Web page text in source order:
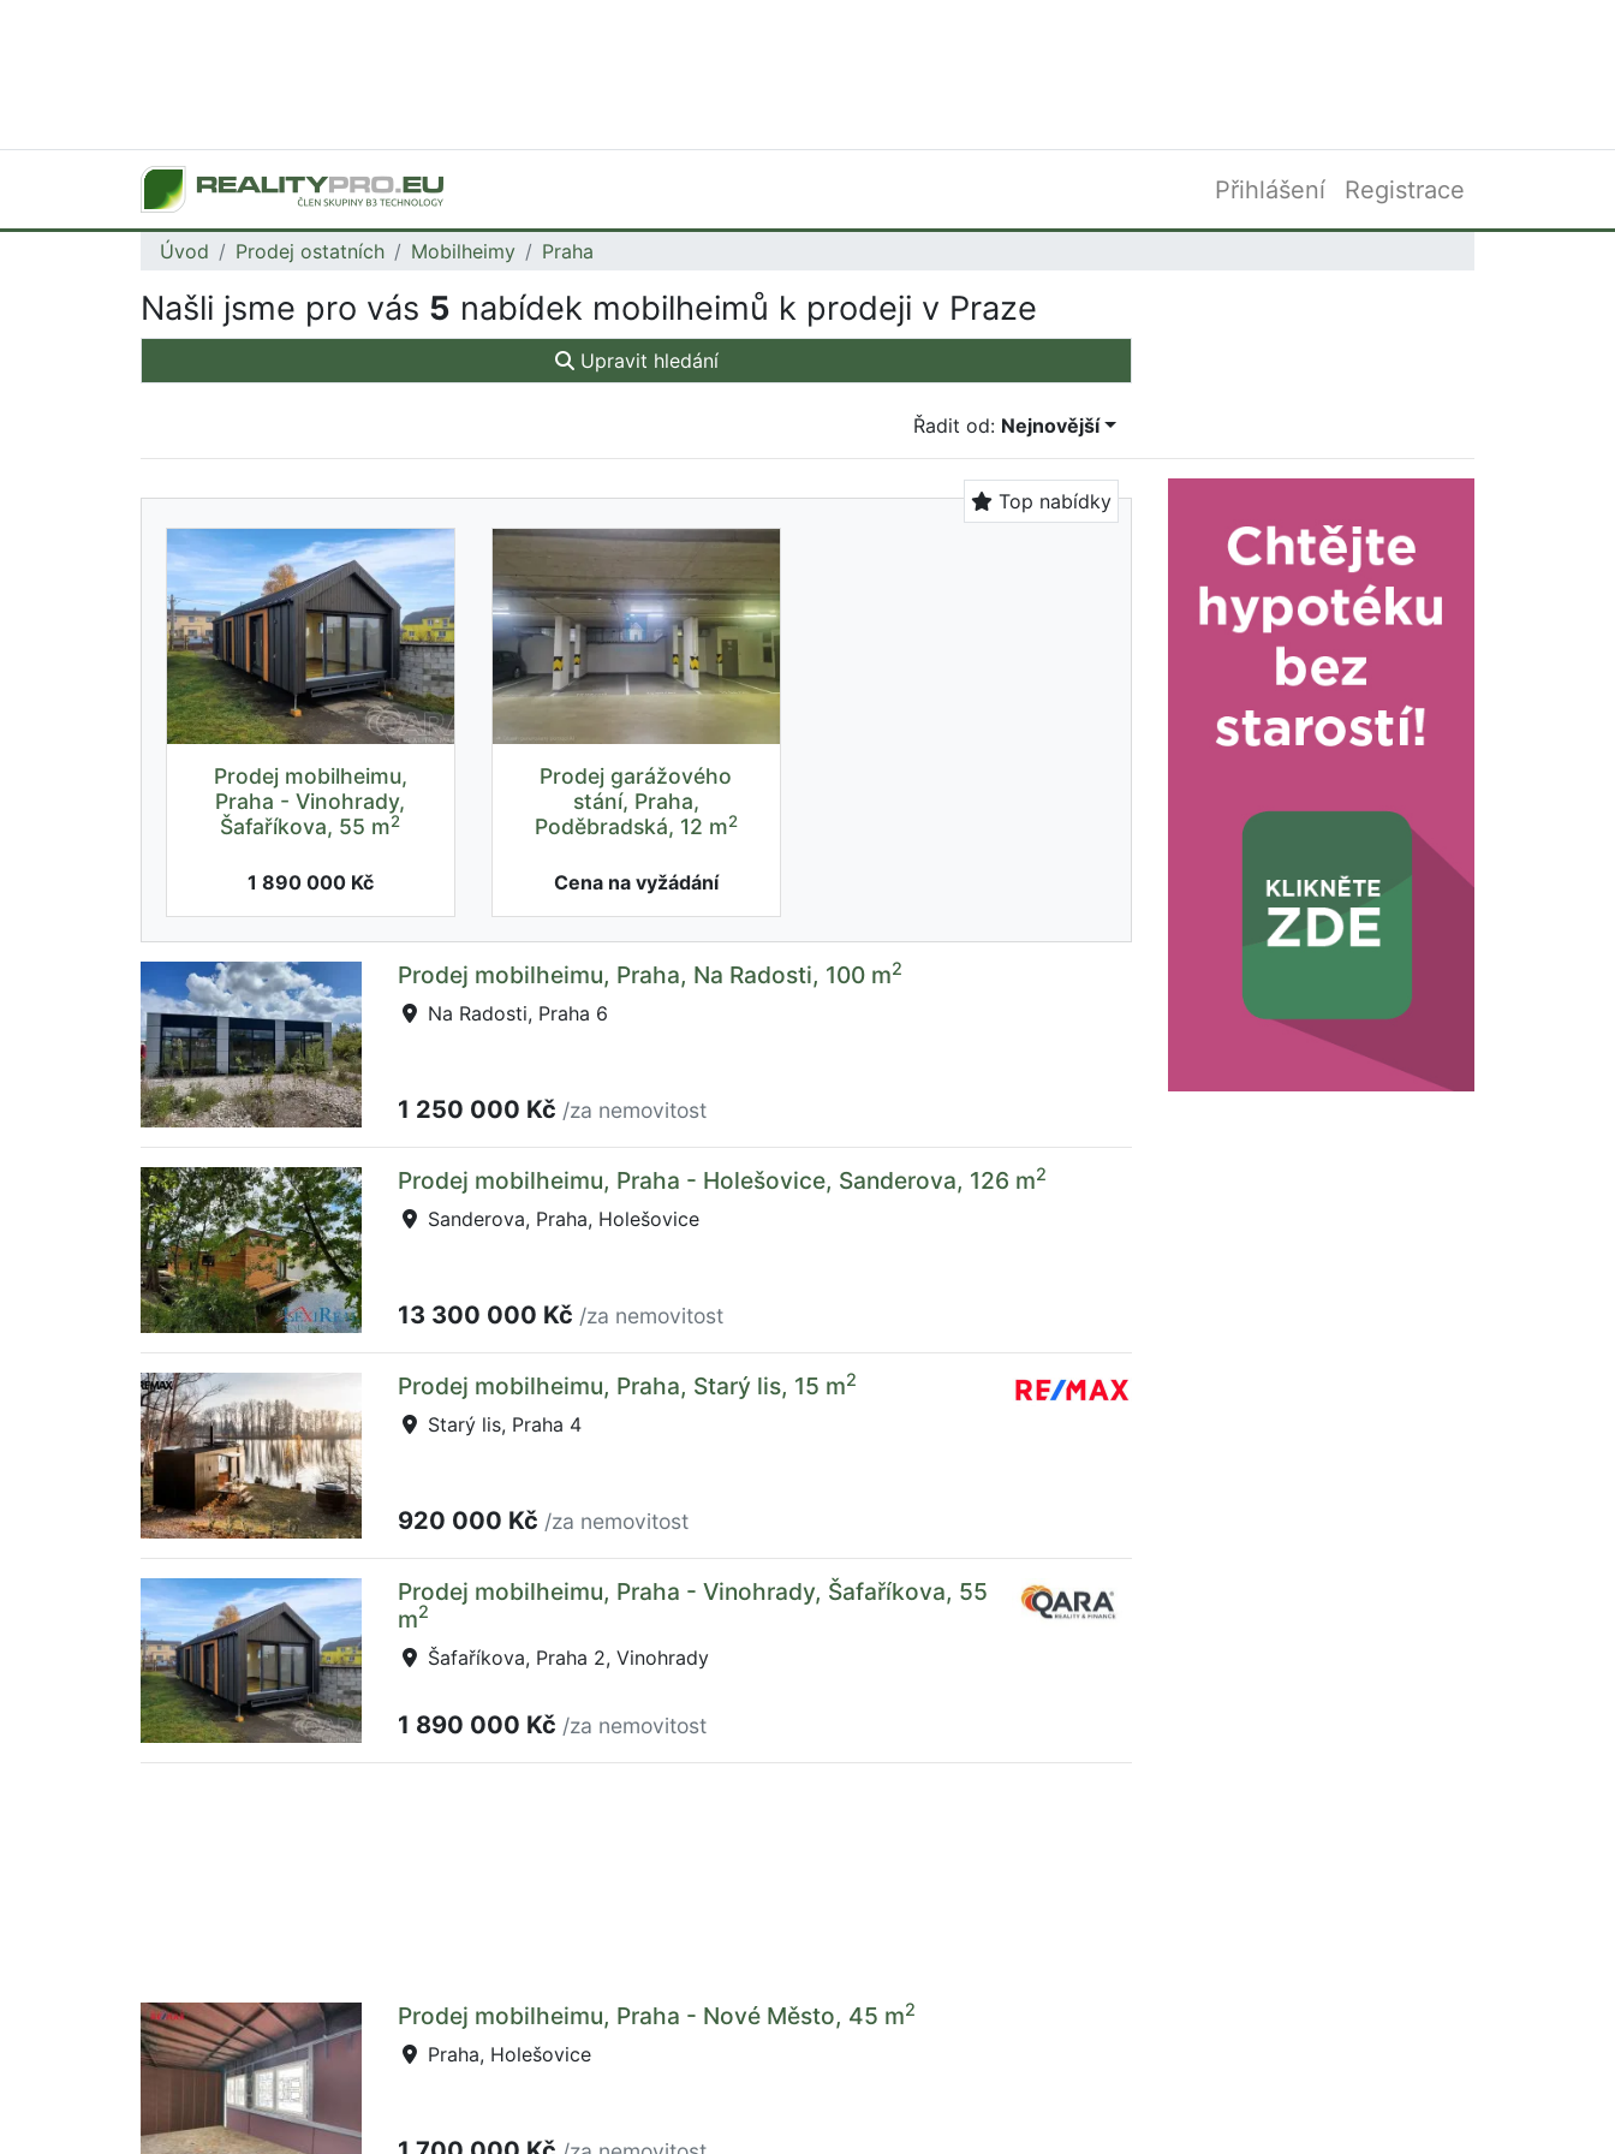
Přihlášení Registrace
Úvod Prodej ostatních Mobilheimy Praha
Našli jsme pro vás 5 nabídek mobilheimů k prodeji v Praze
Upravit hledání
Řadit od: Nejnovější
Top nabídky
Prodej mobilheimu,
Praha - Vinohrady,
Šafaříkova, 55 m2
1 890 000 Kč
Prodej garážového
stání, Praha,
Poděbradská, 12 m2
Cena na vyžádání
Prodej mobilheimu, Praha, Na Radosti, 100 m2
Na Radosti, Praha 6
1 250 000 Kč /za nemovitost
Prodej mobilheimu, Praha - Holešovice, Sanderova, 126 m2
Sanderova, Praha, Holešovice
13 300 000 Kč /za nemovitost
Prodej mobilheimu, Praha, Starý lis, 15 m2
Starý lis, Praha 4
920 000 Kč /za nemovitost
Prodej mobilheimu, Praha - Vinohrady, Šafaříkova, 55
m2
Šafaříkova, Praha 2, Vinohrady
1 890 000 Kč /za nemovitost
Prodej mobilheimu, Praha - Nové Město, 45 m2
Praha, Holešovice